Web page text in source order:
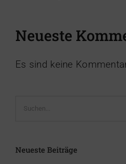
Neueste
Es sind keine
Suche
Neueste Beiträge